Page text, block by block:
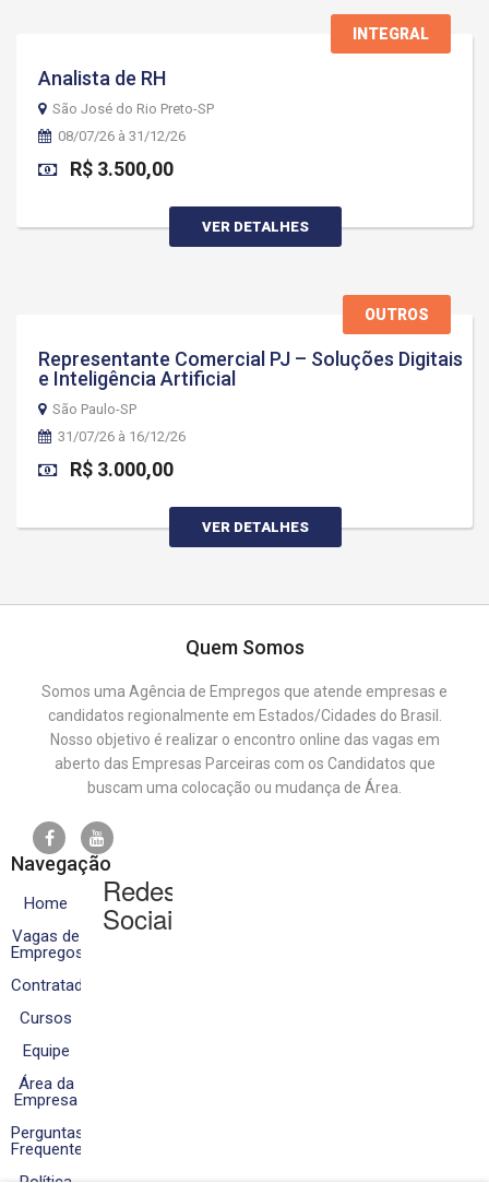
INTEGRAL
Analista de RH
São José do Rio Preto-SP
08/07/26 à 31/12/26
R$ 3.500,00
VER DETALHES
OUTROS
Representante Comercial PJ – Soluções Digitais
e Inteligência Artificial
São Paulo-SP
31/07/26 à 16/12/26
R$ 3.000,00
VER DETALHES
Quem Somos
Somos uma Agência de Empregos que atende empresas e
candidatos regionalmente em Estados/Cidades do Brasil.
Nosso objetivo é realizar o encontro online das vagas em
aberto das Empresas Parceiras com os Candidatos que
buscam uma colocação ou mudança de Área.
Navegação
Home
Vagas de
Empregos
Contratados
Cursos
Equipe
Área da
Empresa
Perguntas
Frequentes
Redes
Sociais